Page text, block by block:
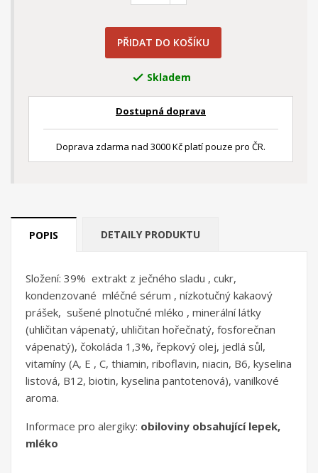
PŘIDAT DO KOŠÍKU
 Skladem
Dostupná doprava
Doprava zdarma nad 3000 Kč platí pouze pro ČR.
POPIS DETAILY PRODUKTU
Složení: 39% extrakt z ječného sladu , cukr,
kondenzované mléčné sérum , nízkotučný kakaový
prášek, sušené plnotučné mléko , minerální látky
(uhličitan vápenatý, uhličitan hořečnatý, fosforečnan
vápenatý), čokoláda 1,3%, řepkový olej, jedlá sůl,
vitamíny (A, E , C, thiamin, riboflavin, niacin, B6, kyselina
listová, B12, biotin, kyselina pantotenová), vanilkové
aroma.
Informace pro alergiky: obiloviny obsahující lepek,
mléko